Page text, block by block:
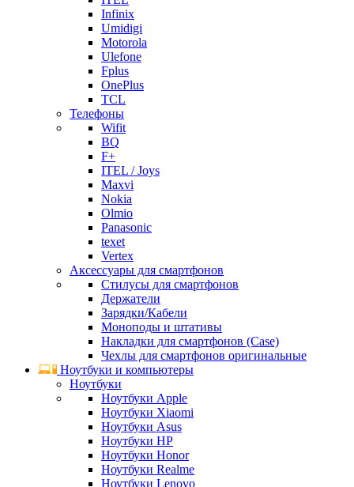
Infinix
Umidigi
Motorola
Ulefone
Fplus
OnePlus
TCL
Телефоны
Wifit
BQ
F+
ITEL / Joys
Maxvi
Nokia
Olmio
Panasonic
texet
Vertex
Аксессуары для смартфонов
Стилусы для смартфонов
Держатели
Зарядки/Кабели
Моноподы и штативы
Накладки для смартфонов (Case)
Чехлы для смартфонов оригинальные
Ноутбуки и компьютеры
Ноутбуки
Ноутбуки Apple
Ноутбуки Xiaomi
Ноутбуки Asus
Ноутбуки HP
Ноутбуки Honor
Ноутбуки Realme
Ноутбуки Lenovo